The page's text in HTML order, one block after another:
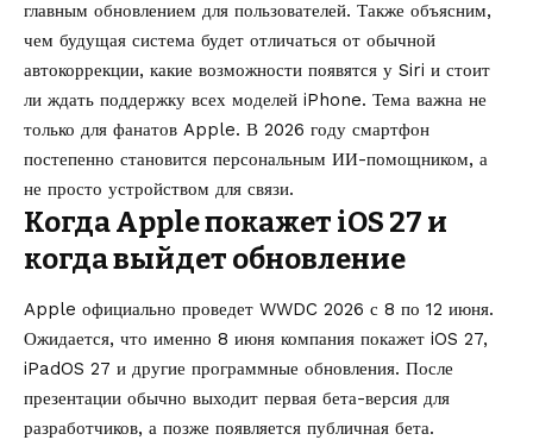
главным обновлением для пользователей. Также объясним,
чем будущая система будет отличаться от обычной
автокоррекции, какие возможности появятся у Siri и стоит
ли ждать поддержку всех моделей iPhone. Тема важна не
только для фанатов Apple. В 2026 году смартфон
постепенно становится персональным ИИ-помощником, а
не просто устройством для связи.
Когда Apple покажет iOS 27 и
когда выйдет обновление
Apple официально проведет WWDC 2026 с 8 по 12 июня.
Ожидается, что именно 8 июня компания покажет iOS 27,
iPadOS 27 и другие программные обновления. После
презентации обычно выходит первая бета-версия для
разработчиков, а позже появляется публичная бета.